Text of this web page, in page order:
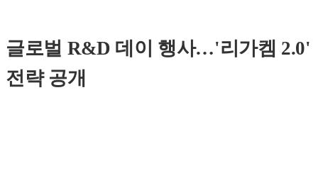
글로벌 R&D 데이 행사…'리가켐 2.0'
전략 공개